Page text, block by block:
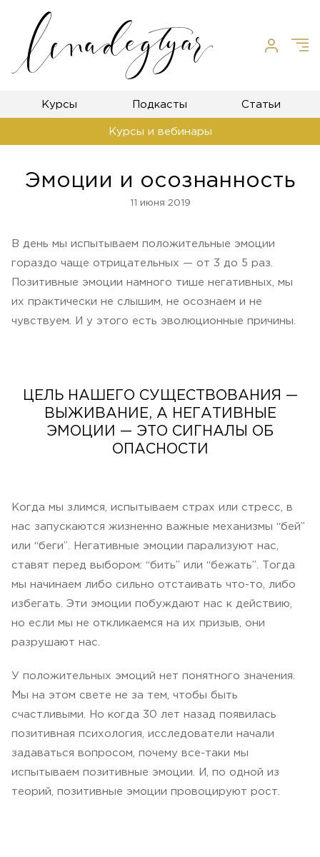
Курсы Подкасты Статьи
Курсы и вебинары
Эмоции и осознанность
11 июня 2019
В день мы испытываем положительные эмоции
гораздо чаще отрицательных — от 3 до 5 раз.
Позитивные эмоции намного тише негативных, мы
их практически не слышим, не осознаем и не
чувствуем. И у этого есть эволюционные причины.
ЦЕЛЬ НАШЕГО СУЩЕСТВОВАНИЯ —
ВЫЖИВАНИЕ, А НЕГАТИВНЫЕ
ЭМОЦИИ — ЭТО СИГНАЛЫ ОБ
ОПАСНОСТИ
Когда мы злимся, испытываем страх или стресс, в
нас запускаются жизненно важные механизмы “бей”
или “беги”. Негативные эмоции парализуют нас,
ставят перед выбором: “бить” или “бежать”. Тогда
мы начинаем либо сильно отстаивать что-то, либо
избегать. Эти эмоции побуждают нас к действию,
но если мы не откликаемся на их призыв, они
разрушают нас.
У положительных эмоций нет понятного значения.
Мы на этом свете не за тем, чтобы быть
счастливыми. Но когда 30 лет назад появилась
позитивная психология, исследователи начали
задаваться вопросом, почему все-таки мы
испытываем позитивные эмоции. И, по одной из
теорий, позитивные эмоции провоцируют рост.